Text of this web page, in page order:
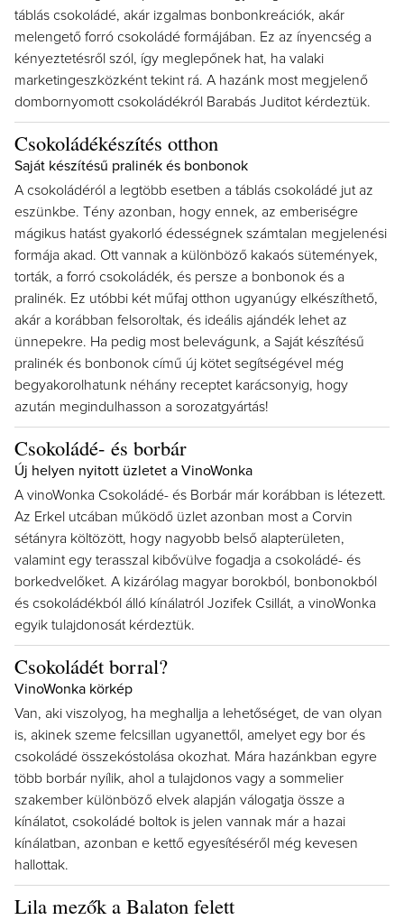
táblás csokoládé, akár izgalmas bonbonkreációk, akár
melengető forró csokoládé formájában. Ez az ínyencség a
kényeztetésről szól, így meglepőnek hat, ha valaki
marketingeszközként tekint rá. A hazánk most megjelenő
dombornyomott csokoládékról Barabás Juditot kérdeztük.
Csokoládékészítés otthon
Saját készítésű pralinék és bonbonok
A csokoládéról a legtöbb esetben a táblás csokoládé jut az
eszünkbe. Tény azonban, hogy ennek, az emberiségre
mágikus hatást gyakorló édességnek számtalan megjelenési
formája akad. Ott vannak a különböző kakaós sütemények,
torták, a forró csokoládék, és persze a bonbonok és a
pralinék. Ez utóbbi két műfaj otthon ugyanúgy elkészíthető,
akár a korábban felsoroltak, és ideális ajándék lehet az
ünnepekre. Ha pedig most belevágunk, a Saját készítésű
pralinék és bonbonok című új kötet segítségével még
begyakorolhatunk néhány receptet karácsonyig, hogy
azután megindulhasson a sorozatgyártás!
Csokoládé- és borbár
Új helyen nyitott üzletet a VinoWonka
A vinoWonka Csokoládé- és Borbár már korábban is létezett.
Az Erkel utcában működő üzlet azonban most a Corvin
sétányra költözött, hogy nagyobb belső alapterületen,
valamint egy terasszal kibővülve fogadja a csokoládé- és
borkedvelőket. A kizárólag magyar borokból, bonbonokból
és csokoládékból álló kínálatról Jozifek Csillát, a vinoWonka
egyik tulajdonosát kérdeztük.
Csokoládét borral?
VinoWonka körkép
Van, aki viszolyog, ha meghallja a lehetőséget, de van olyan
is, akinek szeme felcsillan ugyanettől, amelyet egy bor és
csokoládé összekóstolása okozhat. Mára hazánkban egyre
több borbár nyílik, ahol a tulajdonos vagy a sommelier
szakember különböző elvek alapján válogatja össze a
kínálatot, csokoládé boltok is jelen vannak már a hazai
kínálatban, azonban e kettő egyesítéséről még kevesen
hallottak.
Lila mezők a Balaton felett